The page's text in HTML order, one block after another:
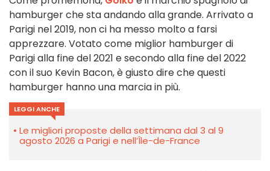
hamburger che sta andando alla grande. Arrivato a
Parigi nel 2019, non ci ha messo molto a farsi
apprezzare. Votato come miglior hamburger di
Parigi alla fine del 2021 e secondo alla fine del 2022
con il suo Kevin Bacon, è giusto dire che questi
hamburger hanno una marcia in più.
LEGGI ANCHE
Le migliori proposte della settimana dal 3 al 9
agosto 2026 a Parigi e nell’Île-de-France